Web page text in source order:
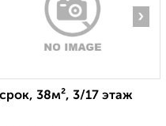
›
38м², 3/17 этаж